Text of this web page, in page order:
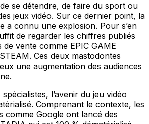
se détendre, de faire du sport ou
jeux vidéo. Sur ce dernier point, la
a connu une explosion. Pour s’en
de regarder les chiffres publiés
vente comme EPIC GAME
Ces deux mastodontes
une augmentation des audiences
l’avenir du jeu vidéo
Comprenant le contexte, les
comme Google ont lancé des